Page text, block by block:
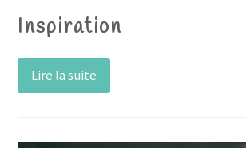
Inspiration
Lire la suite